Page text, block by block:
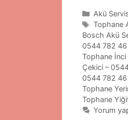
Akü
Etiketler
Tophane
Bosch Akü
0544 782 46
Tophane
Çekici –
0544 782 46
Tophane
Tophane
Yorum